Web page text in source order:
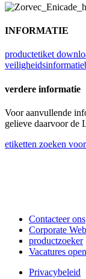
INFORMATIE
productetiket
verdere informatie
Voor aanvullende
gelieve daarvoor de
etiketten zoeken
Contacteer ons
Corporate
productzoeker
Vacatures
Privacybeleid